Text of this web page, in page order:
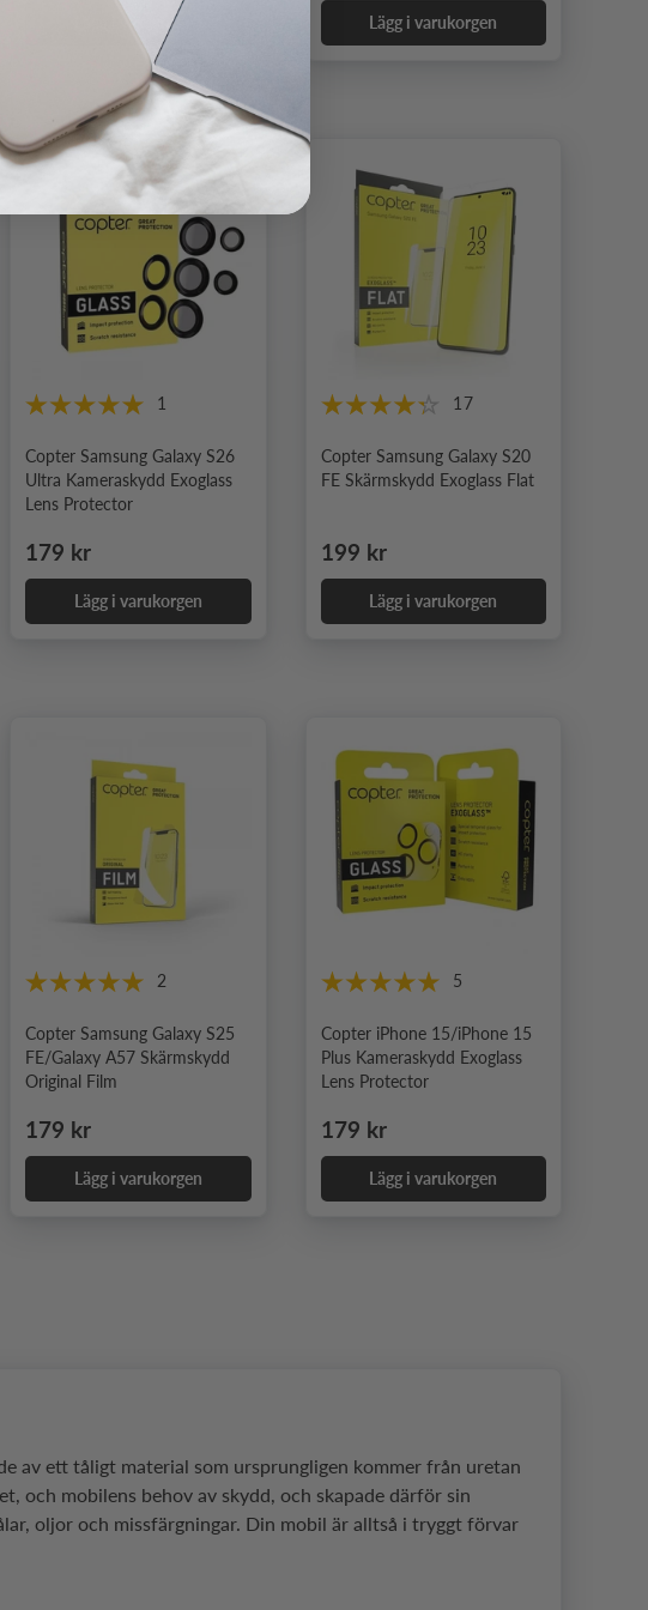
Lägg i varukorgen Lägg i varukorgen
1
Copter Samsung Galaxy S26
Ultra Kameraskydd Exoglass
Lens Protector
Ordinarie pris
179 kr
Lägg i varukorgen
17
Copter Samsung Galaxy S20
FE Skärmskydd Exoglass Flat
Ordinarie pris
199 kr
Lägg i varukorgen
2
Copter Samsung Galaxy S25
FE/Galaxy A57 Skärmskydd
Original Film
Ordinarie pris
179 kr
Lägg i varukorgen
5
Copter iPhone 15/iPhone 15
Plus Kameraskydd Exoglass
Lens Protector
Ordinarie pris
179 kr
Lägg i varukorgen
av ett tåligt material som ursprungligen kommer från uretan
och mobilens behov av skydd, och skapade därför sin
oljor och missfärgningar. Din mobil är alltså i tryggt förvar